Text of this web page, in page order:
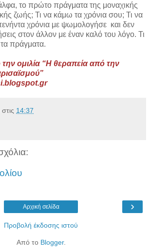
το πρώτο πράγματα της μοναχικής
ζωής; Τι να κάμω τα χρόνια σου; Τι να
χρόνια με ψωμολογήσε και δεν
στον άλλον με έναν καλό του λόγο. Τι
πράγματα.
ομιλία “Η θεραπεία από την
στις 14:37
›
Αρχική σελίδα
Προβολή έκδοσης ιστού
Από το Blogger.